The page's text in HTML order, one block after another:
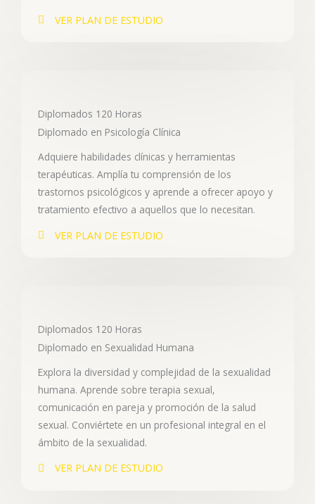
VER PLAN DE ESTUDIO
Diplomados 120 Horas
Diplomado en Psicología Clínica
Adquiere habilidades clínicas y herramientas
terapéuticas. Amplía tu comprensión de los
trastornos psicológicos y aprende a ofrecer apoyo y
tratamiento efectivo a aquellos que lo necesitan.
VER PLAN DE ESTUDIO
Diplomados 120 Horas
Diplomado en Sexualidad Humana
Explora la diversidad y complejidad de la sexualidad
humana. Aprende sobre terapia sexual,
comunicación en pareja y promoción de la salud
sexual. Conviértete en un profesional integral en el
ámbito de la sexualidad.
VER PLAN DE ESTUDIO